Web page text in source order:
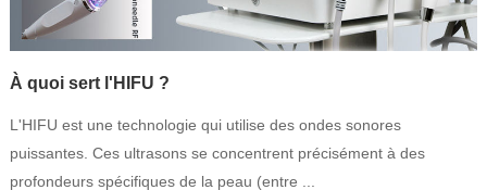
À quoi sert l'HIFU ?
L'HIFU est une technologie qui utilise des ondes sonores
puissantes. Ces ultrasons se concentrent précisément à des
profondeurs spécifiques de la peau (entre ...